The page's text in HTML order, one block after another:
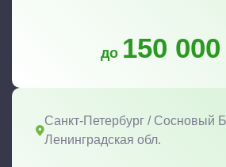
до 150 000
Санкт-Петербург / Сосновый
Ленинградская обл.